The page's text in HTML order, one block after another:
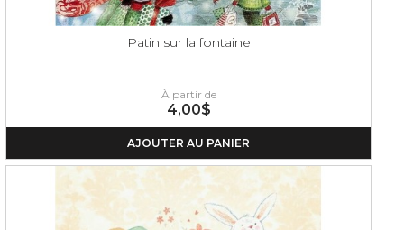
Patin sur la fontaine
À partir de
4,00$
AJOUTER AU PANIER